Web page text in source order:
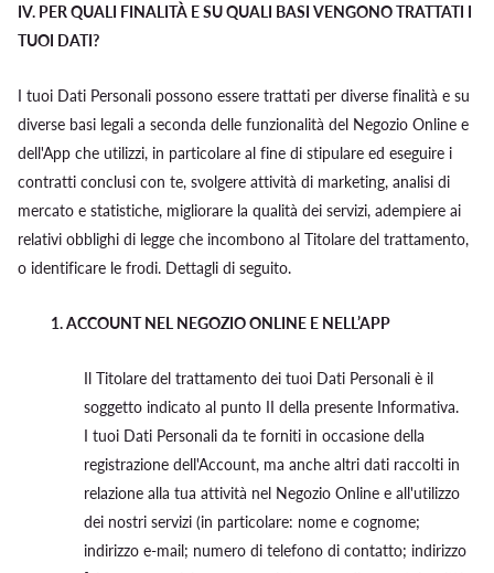
IV. PER QUALI FINALITÀ E SU QUALI BASI VENGONO TRATTATI I
TUOI DATI?
I tuoi Dati Personali possono essere trattati per diverse finalità e su
diverse basi legali a seconda delle funzionalità del Negozio Online e
dell'App che utilizzi, in particolare al fine di stipulare ed eseguire i
contratti conclusi con te, svolgere attività di marketing, analisi di
mercato e statistiche, migliorare la qualità dei servizi, adempiere ai
relativi obblighi di legge che incombono al Titolare del trattamento,
o identificare le frodi. Dettagli di seguito.
1.ACCOUNT NEL NEGOZIO ONLINE E NELL’APP
Il Titolare del trattamento dei tuoi Dati Personali è il
soggetto indicato al punto II della presente Informativa.
I tuoi Dati Personali da te forniti in occasione della
registrazione dell'Account, ma anche altri dati raccolti in
relazione alla tua attività nel Negozio Online e all'utilizzo
dei nostri servizi (in particolare: nome e cognome;
indirizzo e-mail; numero di telefono di contatto; indirizzo